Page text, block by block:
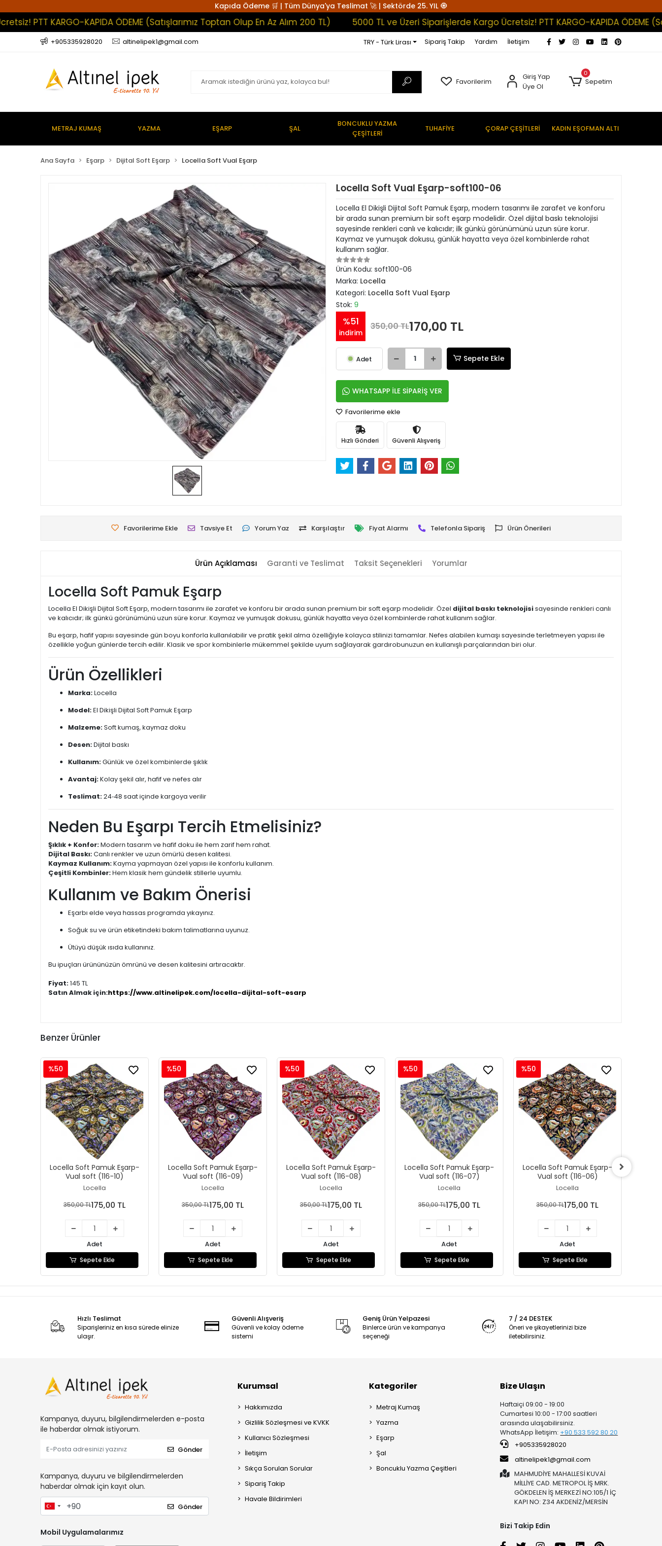
Kapıda Ödeme 🛒 | Tüm Dünya'ya Teslimat 🚀 | Sektörde 25. YIL 🧿
KARGO-KAPIDA ÖDEME (Satışlarımız Toptan Olup En Az Alım 200 TL) 5000 TL ve Üzeri Siparişlerde Kargo Ücretsiz! PTT KARGO-KAPIDA ÖDEME
+905335928020 altinelipek1@gmail.com TRY - Türk Lirası Sipariş Takip Yardım İletişim
Favorilerim
Giriş Yap
Üye Ol
0
Sepetim
METRAJ KUMAŞ YAZMA EŞARP ŞAL
BONCUKLU YAZMA
ÇEŞİTLERİ
TUHAFİYE ÇORAP ÇEŞİTLERİ KADIN EŞOFMAN ALTI
Ana Sayfa Eşarp Dijital Soft Eşarp Locella Soft Vual Eşarp
Locella Soft Vual Eşarp-soft100-06
Locella El Dikişli Dijital Soft Pamuk Eşarp, modern tasarımı ile zarafet ve konforu
bir arada sunan premium bir soft eşarp modelidir. Özel dijital baskı teknolojisi
sayesinde renkleri canlı ve kalıcıdır; ilk günkü görünümünü uzun süre korur.
Kaymaz ve yumuşak dokusu, günlük hayatta veya özel kombinlerde rahat
kullanım sağlar.
Ürün Kodu: soft100-06
Marka: Locella
Kategori: Locella Soft Vual Eşarp
Stok: 9
%51
indirim
350,00 TL170,00 TL
Adet Sepete Ekle
WHATSAPP İLE SİPARİŞ VER
Favorilerime ekle
Hızlı Gönderi Güvenli Alışveriş
Favorilerime Ekle Tavsiye Et Yorum Yaz Karşılaştır Fiyat Alarmı Telefonla Sipariş Ürün Önerileri
Ürün Açıklaması Garanti ve Teslimat Taksit Seçenekleri Yorumlar
Locella Soft Pamuk Eşarp
Locella El Dikişli Dijital Soft Eşarp, modern tasarımı ile zarafet ve konforu bir arada sunan premium bir soft eşarp modelidir. Özel dijital baskı teknolojisisayesinde renkleri canlı
ve kalıcıdır; ilk günkü görünümünü uzun süre korur. Kaymaz ve yumuşak dokusu, günlük hayatta veya özel kombinlerde rahat kullanım sağlar.
Bu eşarp, hafif yapısı sayesinde gün boyu konforla kullanılabilir ve pratik şekil alma özelliğiyle kolayca stilinizi tamamlar. Nefes alabilen kumaşı sayesinde terletmeyen yapısı ile
özellikle yoğun günlerde tercih edilir. Klasik ve spor kombinlerle mükemmel şekilde uyum sağlayarak gardırobunuzun en kullanışlı parçalarından biri olur.
Ürün Özellikleri
Marka:Locella
Model:El Dikişli Dijital Soft Pamuk Eşarp
Malzeme:Soft kumaş, kaymaz doku
Desen:Dijital baskı
Kullanım:Günlük ve özel kombinlerde şıklık
Avantaj:Kolay şekil alır, hafif ve nefes alır
Teslimat:24‑48 saat içinde kargoya verilir
Neden Bu Eşarpı Tercih Etmelisiniz?
Şıklık + Konfor:Modern tasarım ve hafif doku ile hem zarif hem rahat.
Dijital Baskı:Canlı renkler ve uzun ömürlü desen kalitesi.
Kaymaz Kullanım:Kayma yapmayan özel yapısı ile konforlu kullanım.
Çeşitli Kombinler:Hem klasik hem gündelik stillerle uyumlu.
Kullanım ve Bakım Önerisi
Eşarbı elde veya hassas programda yıkayınız.
Soğuk su ve ürün etiketindeki bakım talimatlarına uyunuz.
Ütüyü düşük ısıda kullanınız.
Bu ipuçları ürününüzün ömrünü ve desen kalitesini artıracaktır.
Fiyat:145 TL
Satın Almak için:https://www.altinelipek.com/locella-dijital-soft-esarp
Benzer Ürünler
Locella Soft Pamuk Eşarp-
Vual soft (116-10)
Locella
%50
350,00 TL175,00 TL
Adet
Sepete Ekle
Locella Soft Pamuk Eşarp-
Vual soft (116-09)
Locella
%50
350,00 TL175,00 TL
Adet
Sepete Ekle
Locella Soft Pamuk Eşarp-
Vual soft (116-08)
Locella
%50
350,00 TL175,00 TL
Adet
Sepete Ekle
Locella Soft Pamuk Eşarp-
Vual soft (116-07)
Locella
%50
350,00 TL175,00 TL
Adet
Sepete Ekle
Locella Soft Pamuk Eşarp-
Vual soft (116-06)
Locella
%50
350,00 TL175,00 TL
Adet
Sepete Ekle
Hızlı Teslimat
Siparişleriniz en kısa sürede elinize
ulaşır.
Güvenli Alışveriş
Güvenli ve kolay ödeme
sistemi
Geniş Ürün Yelpazesi
Binlerce ürün ve kampanya
seçeneği
7 / 24 DESTEK
Öneri ve şikayetlerinizi bize
iletebilirsiniz.
Kampanya, duyuru, bilgilendirmelerden e-posta
ile haberdar olmak istiyorum.
Gönder
Kampanya, duyuru ve bilgilendirmelerden
haberdar olmak için kayıt olun.
Gönder
Mobil Uygulamalarımız
Kurumsal
Hakkımızda
Gizlilik Sözleşmesi ve KVKK
Kullanıcı Sözleşmesi
İletişim
Sıkça Sorulan Sorular
Sipariş Takip
Havale Bildirimleri
Kategoriler
Metraj Kumaş
Yazma
Eşarp
Şal
Boncuklu Yazma Çeşitleri
Bize Ulaşın
Haftaiçi 09:00 - 19:00
Cumartesi 10:00 - 17:00 saatleri
arasında ulaşabilirsiniz.
WhatsApp İletişim: +90 533 592 80 20
+905335928020
altinelipek1@gmail.com
MAHMUDİYE MAHALLESİ KUVAİ
MİLLİYE CAD. METROPOL İŞ MRK.
GÖKDELEN İŞ MERKEZİ NO:105/1 İÇ
KAPI NO: Z34 AKDENİZ/MERSİN
Bizi Takip Edin